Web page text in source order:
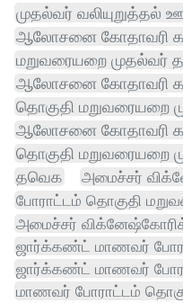
முதல்வர் வலியுறுத்தல்
ஆலோசனை கோதாவரி
மறுவரையறை முதல்வர்
ஆலோசனை கோதாவரி
தொகுதி மறுவரையறை
ஆலோசனை கோதாவரி
தொகுதி மறுவரையறை
தவெக
அமைச்சர்
போராட்டம் தொகுதி
அமைச்சர்
ஜார்க்கண்ட் மாணவர்
ஜார்க்கண்ட் மாணவர்
மாணவர் போராட்டம்